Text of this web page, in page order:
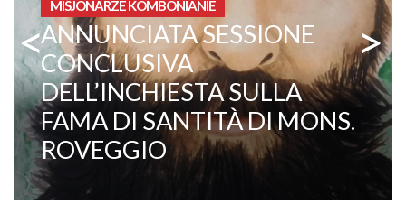
< MISJONARZE KOMBONIANIE
PADRE EZECHIELE RAMIN,
TESTIMONIANZA VIVA DI
VOCAZIONE E MISSIONE
>